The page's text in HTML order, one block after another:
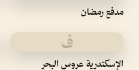
مدفع رمضان
ف
الإسكندرية عروس البحر